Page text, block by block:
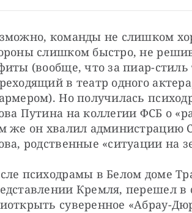
команды не слишком
слишком быстро, не
(вообще, что за пиар-
в театр одного
Но получилась
Путина на коллегии ФСБ о
же он хвалил администрацию
родственные «ситуации на
психодрамы в Белом доме
Кремля, перешел
суверенное «Абрау-